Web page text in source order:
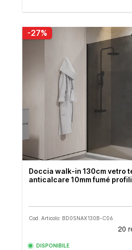
-27%
Doccia walk-in 130cm vetro
anticalcare 10mm fumé
Cod. Articolo: BD05NAX130B-C06
DISPONIBILE